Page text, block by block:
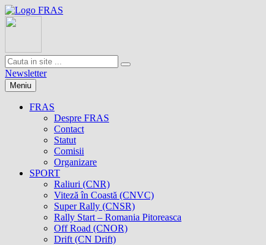
Newsletter
Meniu
FRAS
Despre FRAS
Contact
Statut
Comisii
Organizare
SPORT
Raliuri (CNR)
Viteză în Coastă (CNVC)
Super Rally (CNSR)
Rally Start – Romania Pitoreasca
Off Road (CNOR)
Drift (CN Drift)